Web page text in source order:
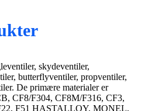
skydeventiler,
butterflyventiler, propventiler,
De primære materialer er
CF8/F304, CF8M/F316, CF3,
F51 HASTALLOY, MONEL,